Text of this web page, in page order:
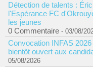
Détection de talents :
l'Espérance FC
les jeunes
0 Commentaire - 03/08/
Convocation INFAS
bientôt ouvert aux
05/08/2026